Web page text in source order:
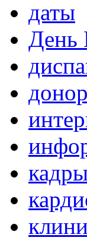
даты
День